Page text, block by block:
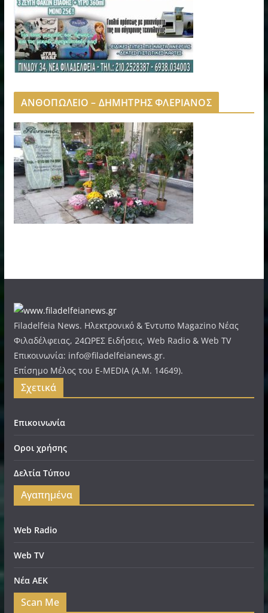
ΑΝΘΟΠΩΛΕΙΟ – ΔΗΜΗΤΡΗΣ ΦΛΕΡΙΑΝΟΣ
Filadelfeia News. Ηλεκτρονικό & Έντυπο Magazino Νέας
Φιλαδέλφειας, 24ΩΡΕΣ Ειδήσεις. Web Radio & Web TV
Επικοινωνία: info@filadelfeianews.gr.
Επίσημο Μέλος του E-MEDIA (A.M. 14649).
Σχετικά
Επικοινωνία
Οροι χρήσης
Δελτία Τύπου
Αγαπημένα
Web Radio
Web TV
Νέα ΑΕΚ
Scan Me